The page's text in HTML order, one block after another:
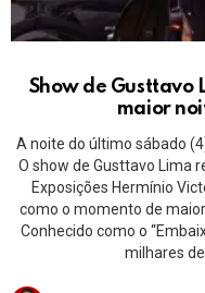
Show de Gusttavo
maior
A noite do último sábado
O show de Gusttavo Lima
Exposições Hermínio
como o momento de
Conhecido como o
milhares